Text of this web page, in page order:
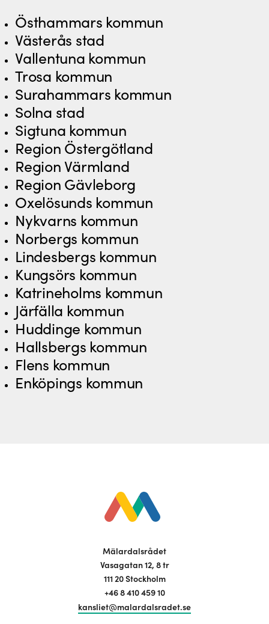
Östhammars kommun
Västerås stad
Vallentuna kommun
Trosa kommun
Surahammars kommun
Solna stad
Sigtuna kommun
Region Östergötland
Region Värmland
Region Gävleborg
Oxelösunds kommun
Nykvarns kommun
Norbergs kommun
Lindesbergs kommun
Kungsörs kommun
Katrineholms kommun
Järfälla kommun
Huddinge kommun
Hallsbergs kommun
Flens kommun
Enköpings kommun
Mälardalsrådet
Vasagatan 12, 8 tr
111 20 Stockholm
+46 8 410 459 10
kansliet@malardalsradet.se